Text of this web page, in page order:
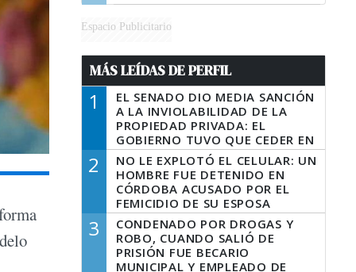
Espacio Publicitario
MÁS LEÍDAS DE PERFIL
1
EL SENADO DIO MEDIA SANCIÓN
A LA INVIOLABILIDAD DE LA
PROPIEDAD PRIVADA: EL
GOBIERNO TUVO QUE CEDER EN
LA LEY DEL MANEJO DEL FUEGO
2
NO LE EXPLOTÓ EL CELULAR: UN
HOMBRE FUE DETENIDO EN
CÓRDOBA ACUSADO POR EL
FEMICIDIO DE SU ESPOSA
3
CONDENADO POR DROGAS Y
ROBO, CUANDO SALIÓ DE
PRISIÓN FUE BECARIO
MUNICIPAL Y EMPLEADO DE